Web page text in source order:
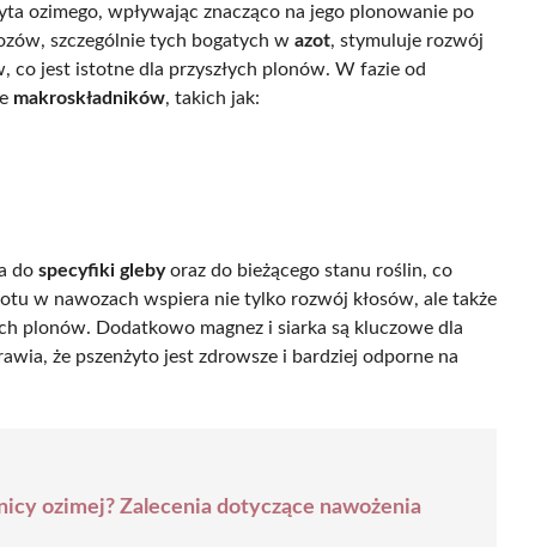
ozimego, wpływając znacząco na jego plonowanie po
szczególnie tych bogatych w azot, stymuluje rozwój
co jest istotne dla przyszłych plonów. W fazie od
makroskładników, takich jak:
do specyfiki glebyoraz do bieżącego stanu roślin, co
w nawozach wspiera nie tylko rozwój kłosów, ale także
plonów. Dodatkowo magnez i siarka są kluczowe dla
że pszenżyto jest zdrowsze i bardziej odporne na
ozimej? Zalecenia dotyczące nawożenia